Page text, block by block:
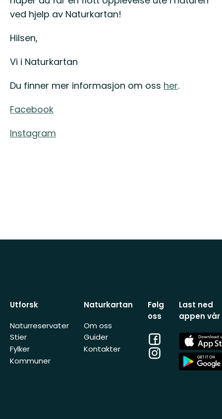
ved hjelp av Naturkartan!
Hilsen,
Vi i Naturkartan
Du finner mer informasjon om oss her.
Facebook
Instagram
Utforsk
Naturreservater
Stier
Fylker
Kommuner
Naturkartan
Om oss
Guider
Kontakter
Følg
oss
Facebook
Instagram
Last ned
appen vår
App
Store
App
Store